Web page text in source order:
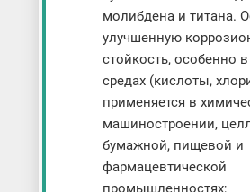
молибдена и титана.
улучшенную
стойкость, особенно
средах (кислоты,
применяется в
машиностроении,
бумажной, пищевой и
фармацевтической
промышленностях;